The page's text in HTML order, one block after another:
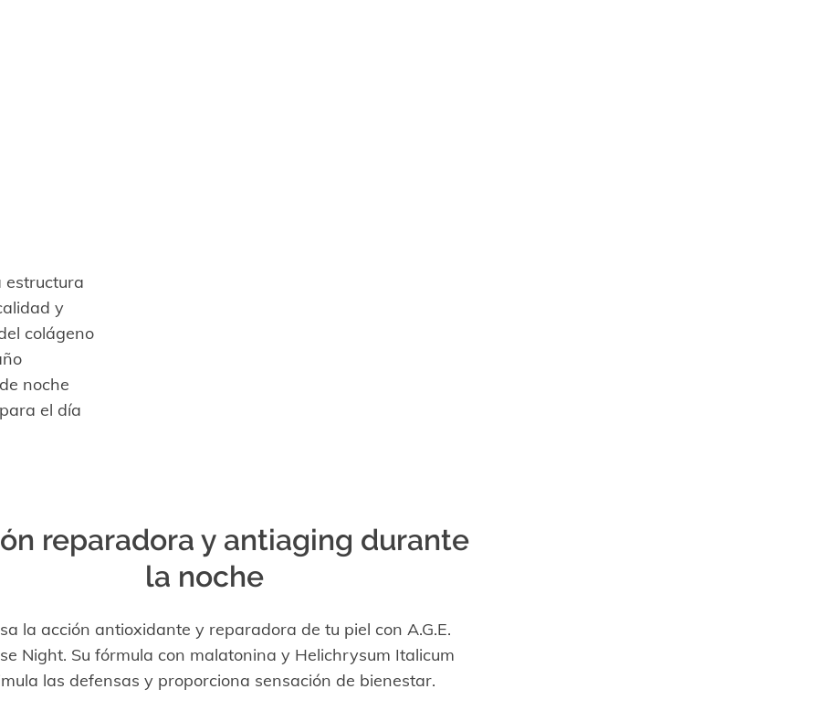
estructura
y
colágeno
noche
el día
reparadora y antiaging durante
la noche
la acción antioxidante y reparadora de tu piel con A.G.E.
Night. Su fórmula con malatonina y Helichrysum Italicum
las defensas y proporciona sensación de bienestar.